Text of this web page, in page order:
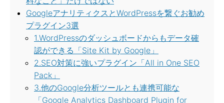
GoogleアナリティクスとWordPressを繋ぐお勧め
プラグイン3選
1.WordPressのダッシュボードからもデータ確
認ができる「Site Kit by Google」
2.SEO対策に強いプラグイン「All in One SEO
Pack」
3.他のGoogle分析ツールとも連携可能な
「Google Analytics Dashboard Plugin for